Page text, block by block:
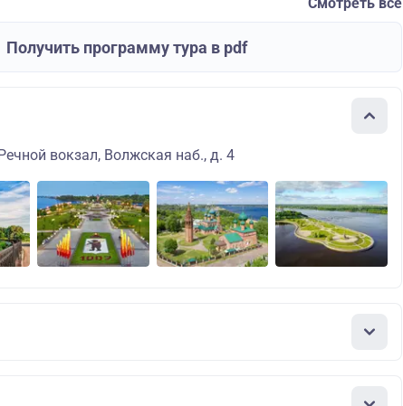
Получить программу тура в pdf
вокзал, Волжская наб., д. 4